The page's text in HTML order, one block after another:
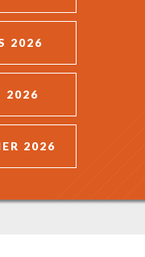
2026
2026
2026